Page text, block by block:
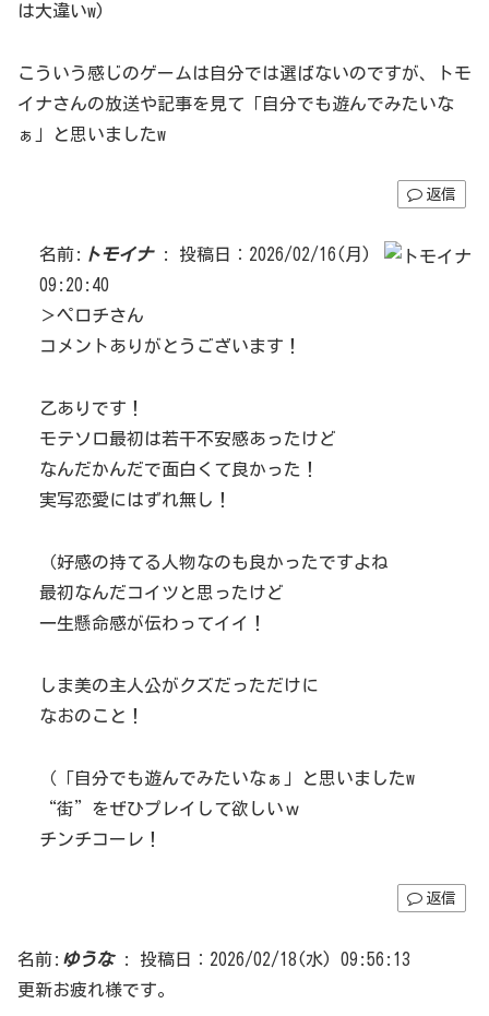
は大違いw)
こういう感じのゲームは自分では選ばないのですが、トモ
イナさんの放送や記事を見て「自分でも遊んでみたいな
ぁ」と思いましたw
返信
名前: トモイナ:
投稿日：2026/02/16(月)
09:20:40
＞ペロチさん
コメントありがとうございます！
乙ありです！
モテソロ最初は若干不安感あったけど
なんだかんだで面白くて良かった！
実写恋愛にはずれ無し！
（好感の持てる人物なのも良かったですよね
最初なんだコイツと思ったけど
一生懸命感が伝わってイイ！
しま美の主人公がクズだっただけに
なおのこと！
（「自分でも遊んでみたいなぁ」と思いましたw
“街”をぜひプレイして欲しいｗ
チンチコーレ！
返信
名前: ゆうな:
投稿日：2026/02/18(水) 09:56:13
更新お疲れ様です。